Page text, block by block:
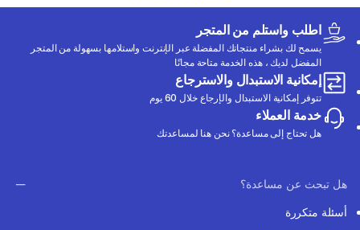
اطلب واستلم من المتجر
يسمح لك بشراء منتجاتك المفضلة عبر الإنترنت واستلامها بسهولة من المتجر
المفضل لديك ، هذه الخدمة متاحة مجانًا
إمكانية الاستبدال والاسترجاع
تتوفر إمكانية الاستبدال والإرجاع خلال 60 يوم
خدمة العملاء
هل تحتاج إلى مساعدة؟ نحن هنا لمساعدتك
هل تبحث عن مساعدة؟
أسئلة متكررة